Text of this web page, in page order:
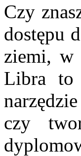
Czy
dostępu
ziemi, w
Libra to
czy